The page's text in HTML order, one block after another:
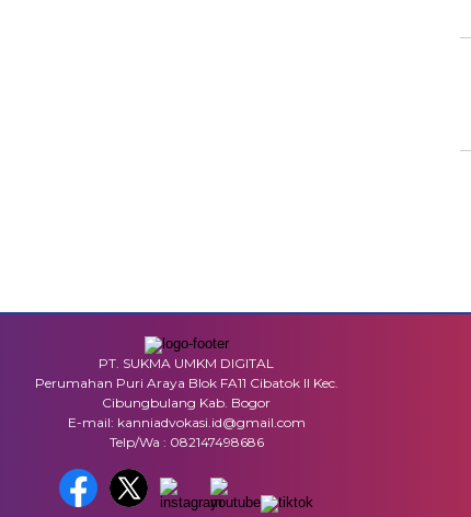
PT. SUKMA UMKM DIGITAL
Perumahan Puri Araya Blok FA11 Cibatok II Kec.
Cibungbulang Kab. Bogor
E-mail: kanniadvokasi.id@gmail.com
Telp/Wa : 082147498686